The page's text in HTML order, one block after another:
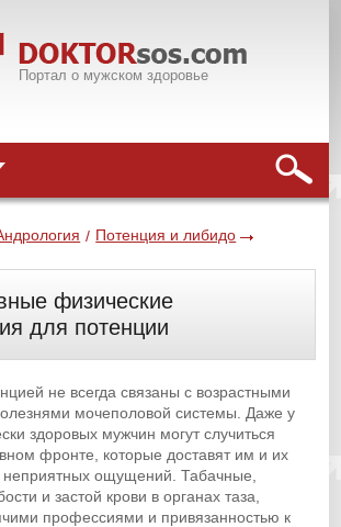
Портал о мужском здоровье
/ Потенция и либидо
физические
для потенции
не всегда связаны с возрастными
мочеполовой системы. Даже у
здоровых мужчин могут случиться
фронте, которые доставят им и их
неприятных ощущений. Табачные,
и застой крови в органах таза,
профессиями и привязанностью к